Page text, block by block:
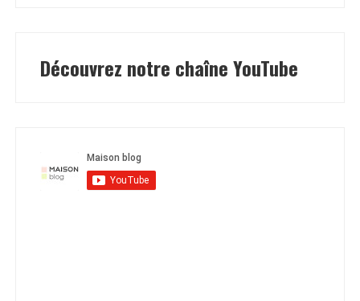
Découvrez notre chaîne YouTube